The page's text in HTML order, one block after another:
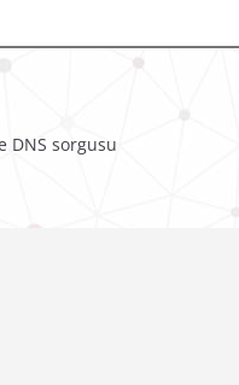
DNS sorgusu